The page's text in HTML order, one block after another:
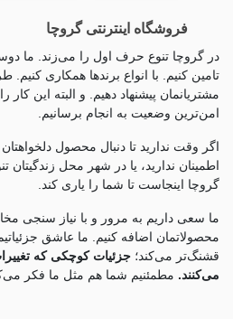
فروشگاه اینترنتی گروچا
در گروچا تنوع حرف اول را می‌زند. ما
تامین کنیم. با انواع برندها همکاری کنیم.
مشتریانمان پیشنهاد دهیم. و البته این
امن‌ترین وضعیت به انجام برسانیم.
اگر وقت ندارید تا دنبال محصول
اطمینان ندارید، یا در شهر محل
گروچا اینجاست تا شما را یاری کند.
ما سعی داریم به مرور و با نیاز سنجی
محصولاتمان اضافه کنیم. ما عاشق
قشنگ‌تر می‌کند؛ جزئیات کوچکی که
می‌کنند. مطمئنیم شما هم مثل ما فکر